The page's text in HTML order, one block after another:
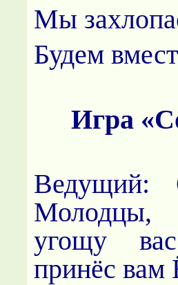
Мы
Будем
Игра
Ведущий:
Молодцы,
угощу
принёс вам